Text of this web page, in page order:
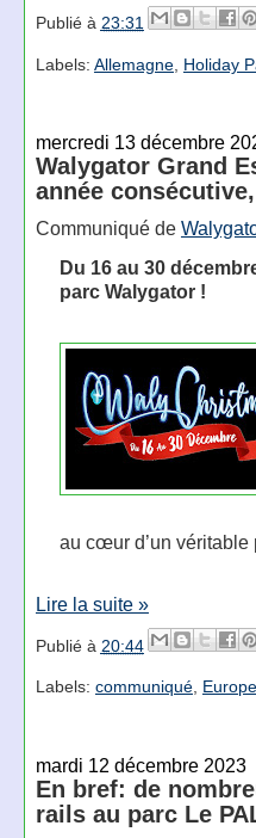
Publié à 23:31
Labels: Allemagne, Holiday
mercredi 13 décembre
Walygator Grand
année
Communiqué de
Du 16 au 30
parc Walygator !
au cœur d’un véritable
Lire la suite »
Publié à 20:44
Labels: communiqué, Europe
mardi 12 décembre 2023
En bref: de
rails au parc Le